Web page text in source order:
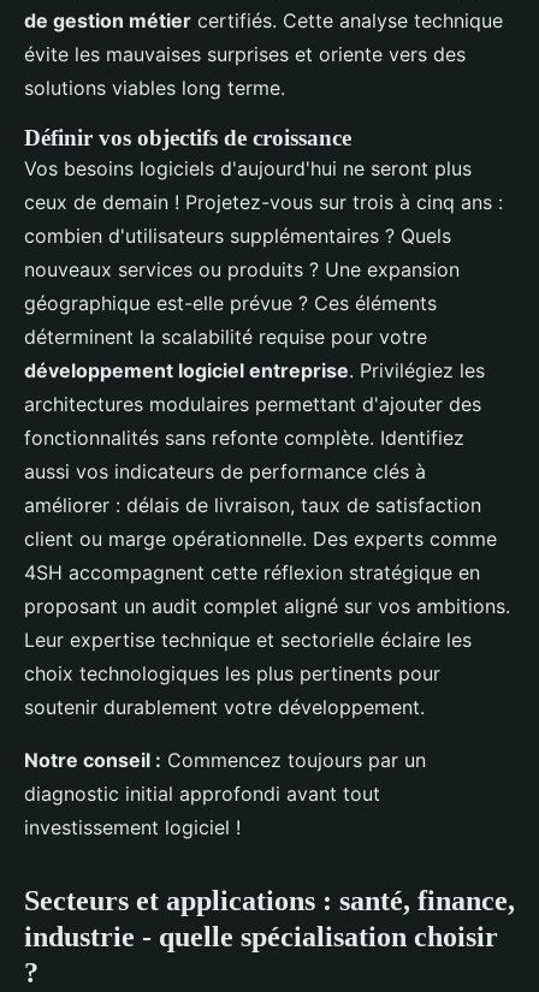
de gestion métier certifiés. Cette analyse technique
évite les mauvaises surprises et oriente vers des
solutions viables long terme.
Définir vos objectifs de croissance
Vos besoins logiciels d'aujourd'hui ne seront plus
ceux de demain ! Projetez-vous sur trois à cinq ans :
combien d'utilisateurs supplémentaires ? Quels
nouveaux services ou produits ? Une expansion
géographique est-elle prévue ? Ces éléments
déterminent la scalabilité requise pour votre
développement logiciel entreprise. Privilégiez les
architectures modulaires permettant d'ajouter des
fonctionnalités sans refonte complète. Identifiez
aussi vos indicateurs de performance clés à
améliorer : délais de livraison, taux de satisfaction
client ou marge opérationnelle. Des experts comme
4SH accompagnent cette réflexion stratégique en
proposant un audit complet aligné sur vos ambitions.
Leur expertise technique et sectorielle éclaire les
choix technologiques les plus pertinents pour
soutenir durablement votre développement.
Notre conseil : Commencez toujours par un
diagnostic initial approfondi avant tout
investissement logiciel !
Secteurs et applications : santé, finance,
industrie - quelle spécialisation choisir
?